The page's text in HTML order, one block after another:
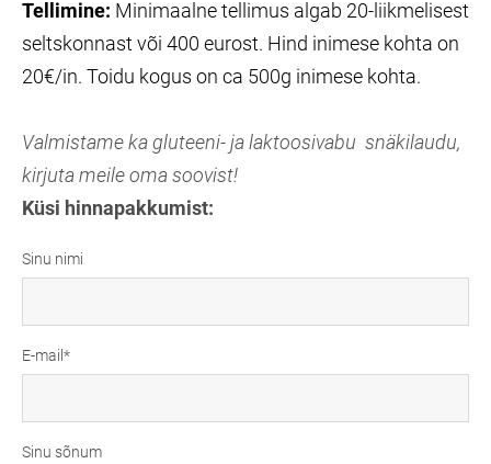
Tellimine: Minimaalne tellimus algab 20-liikmelisest
seltskonnast või 400 eurost. Hind inimese kohta on
20€/in. Toidu kogus on ca 500g inimese kohta.
Valmistame ka gluteeni- ja laktoosivabu snäkilaudu,
kirjuta meile oma soovist!
Küsi hinnapakkumist:
Sinu nimi
E-mail
Sinu sõnum